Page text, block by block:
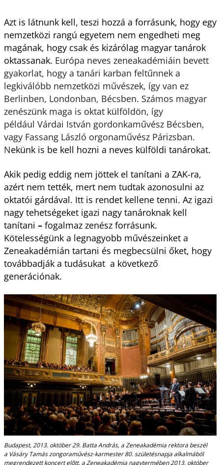
Azt is látnunk kell, teszi hozzá a forrásunk, hogy egy
nemzetközi rangú egyetem nem engedheti meg
magának, hogy csak és kizárólag magyar tanárok
oktassanak. Európa neves zeneakadémiáin bevett
gyakorlat, hogy a tanári karban feltűnnek a
legkiválóbb nemzetközi művészek, így van ez
Berlinben, Londonban, Bécsben. Számos magyar
zenészünk maga is oktat külföldön, így
például Várdai István gordonkaművész Bécsben,
vagy Fassang László orgonaművész Párizsban.
Nekünk is be kell hozni a neves külföldi tanárokat.
Akik pedig eddig nem jöttek el tanítani a ZAK-ra,
azért nem tették, mert nem tudtak azonosulni az
oktatói gárdával. Itt is rendet kellene tenni. Az igazi
nagy tehetségeket igazi nagy tanároknak kell
tanítani – fogalmaz zenész forrásunk.
Kötelességünk a legnagyobb művészeinket a
Zeneakadémián tartani és megbecsülni őket, hogy
továbbadják a tudásukat a következő
generációnak.
Budapest, 2013. október 29. Batta András, a Zeneakadémia rektora beszél
a Vásáry Tamás zongoraművész-karmester 80. születésnapja alkalmából
megrendezett koncert elõtt, a Zeneakadémia nagytermében 2013. október